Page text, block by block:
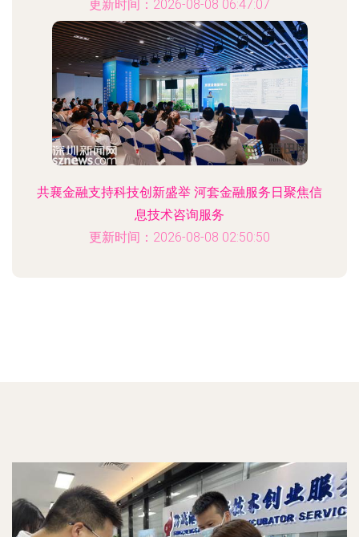
更新时间：2026-08-08 06:47:07
共襄金融支持科技创新盛举 河套金融服务日聚焦信
息技术咨询服务
更新时间：2026-08-08 02:50:50